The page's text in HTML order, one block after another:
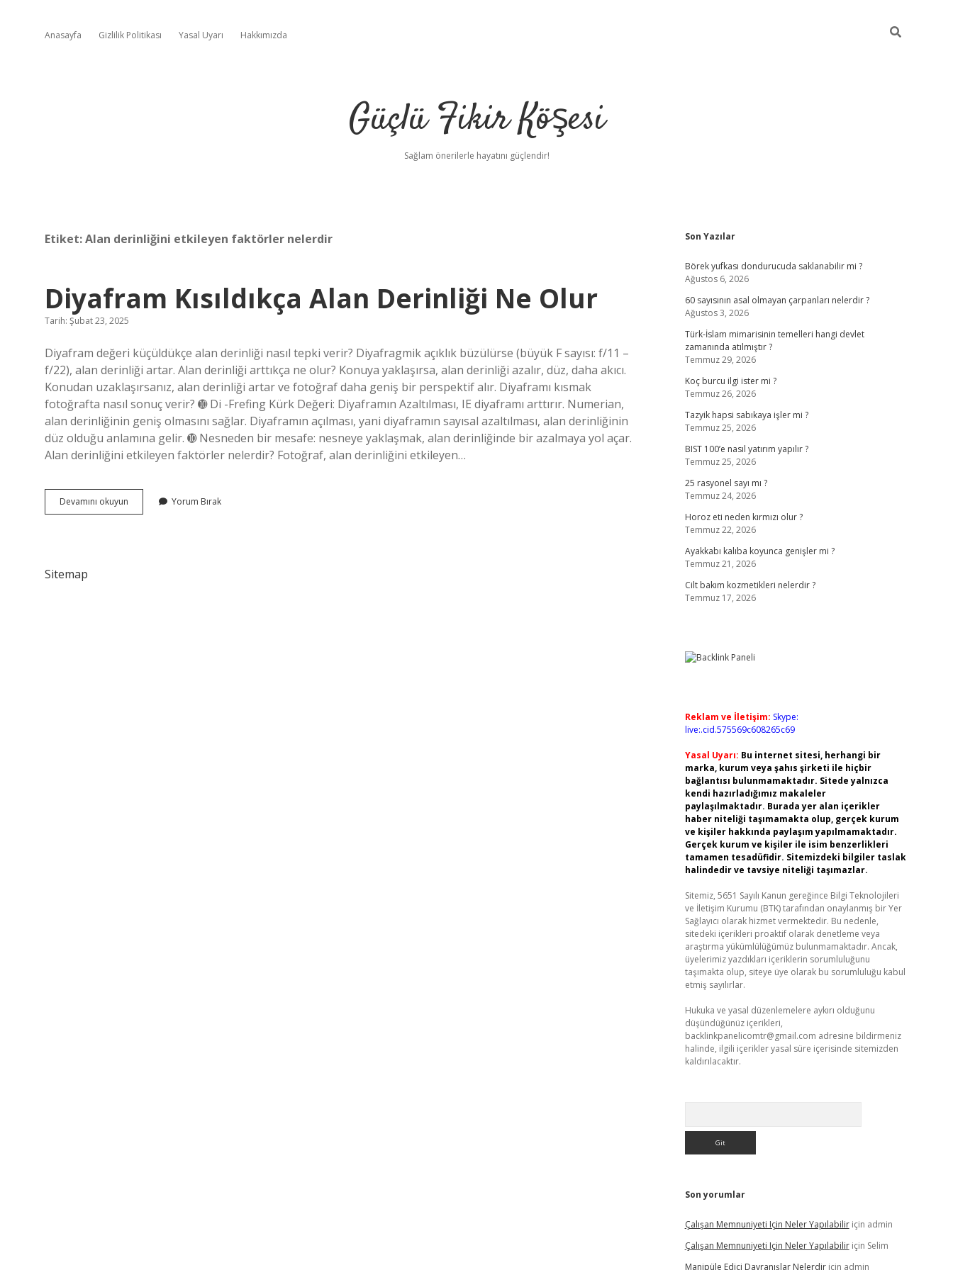
Anasayfa Gizlilik Politikası Yasal Uyarı Hakkımızda
Güçlü Fikir Köşesi
Sağlam önerilerle hayatını güçlendir!
Etiket:Alan derinliğini etkileyen faktörler nelerdir
Diyafram Kısıldıkça Alan Derinliği Ne Olur
Tarih: Şubat 23, 2025
Diyafram değeri küçüldükçe alan derinliği nasıl tepki verir? Diyafragmik açıklık büzülürse (büyük F sayısı: f/11 –
f/22), alan derinliği artar. Alan derinliği arttıkça ne olur? Konuya yaklaşırsa, alan derinliği azalır, düz, daha akıcı.
Konudan uzaklaşırsanız, alan derinliği artar ve fotoğraf daha geniş bir perspektif alır. Diyaframı kısmak
fotoğrafta nasıl sonuç verir? ➓ Di -Frefing Kürk Değeri: Diyaframın Azaltılması, IE diyaframı arttırır. Numerian,
alan derinliğinin geniş olmasını sağlar. Diyaframın açılması, yani diyaframın sayısal azaltılması, alan derinliğinin
düz olduğu anlamına gelir. ➓ Nesneden bir mesafe: nesneye yaklaşmak, alan derinliğinde bir azalmaya yol açar.
Alan derinliğini etkileyen faktörler nelerdir? Fotoğraf, alan derinliğini etkileyen…
Devamını okuyun Diyafram
Kısıldıkça
Yorum Bırak
Sitemap
Sidebar
Son Yazılar
Börek yufkası dondurucuda saklanabilir mi ?
Ağustos 6, 2026
60 sayısının asal olmayan çarpanları nelerdir ?
Ağustos 3, 2026
Türk-İslam mimarisinin temelleri hangi devlet
zamanında atılmıştır ?
Temmuz 29, 2026
Koç burcu ilgi ister mi ?
Temmuz 26, 2026
Tazyik hapsi sabıkaya işler mi ?
Temmuz 25, 2026
BIST 100’e nasıl yatırım yapılır ?
Temmuz 25, 2026
25 rasyonel sayı mı ?
Temmuz 24, 2026
Horoz eti neden kırmızı olur ?
Temmuz 22, 2026
Ayakkabı kalıba koyunca genişler mi ?
Temmuz 21, 2026
Cilt bakım kozmetikleri nelerdir ?
Temmuz 17, 2026
Reklam ve İletişim: Skype:
live:.cid.575569c608265c69
Yasal Uyarı: Bu internet sitesi, herhangi bir
marka, kurum veya şahıs şirketi ile hiçbir
bağlantısı bulunmamaktadır. Sitede yalnızca
kendi hazırladığımız makaleler
paylaşılmaktadır. Burada yer alan içerikler
haber niteliği taşımamakta olup, gerçek kurum
ve kişiler hakkında paylaşım yapılmamaktadır.
Gerçek kurum ve kişiler ile isim benzerlikleri
tamamen tesadüfidir. Sitemizdeki bilgiler taslak
halindedir ve tavsiye niteliği taşımazlar.
Sitemiz, 5651 Sayılı Kanun gereğince Bilgi Teknolojileri
ve İletişim Kurumu (BTK) tarafından onaylanmış bir Yer
Sağlayıcı olarak hizmet vermektedir. Bu nedenle,
sitedeki içerikleri proaktif olarak denetleme veya
araştırma yükümlülüğümüz bulunmamaktadır. Ancak,
üyelerimiz yazdıkları içeriklerin sorumluluğunu
taşımakta olup, siteye üye olarak bu sorumluluğu kabul
etmiş sayılırlar.
Hukuka ve yasal düzenlemelere aykırı olduğunu
düşündüğünüz içerikleri,
backlinkpanelicomtr@gmail.com adresine bildirmeniz
halinde, ilgili içerikler yasal süre içerisinde sitemizden
kaldırılacaktır.
Son yorumlar
Çalışan Memnuniyeti Için Neler Yapılabiliriçin admin
Çalışan Memnuniyeti Için Neler Yapılabiliriçin Selim
Manipüle Edici Davranışlar Nelerdiriçin admin